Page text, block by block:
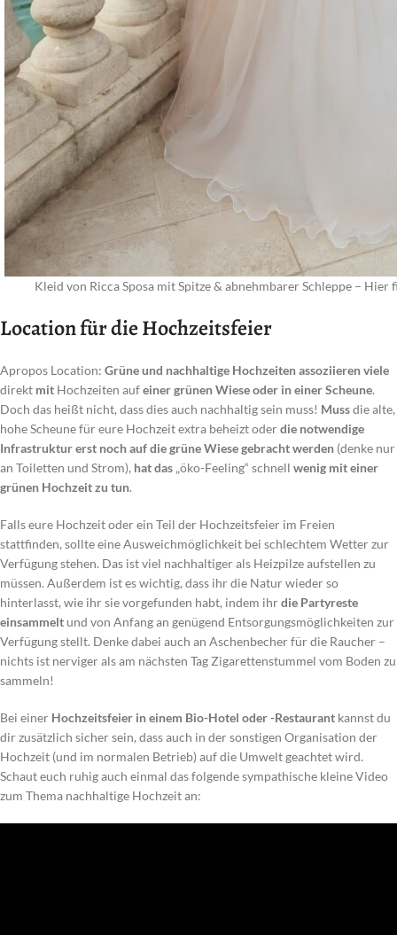
Kleid von Ricca Sposa mit Spitze & abnehmbarer Schleppe – Hier
Location für die Hochzeitsfeier
Apropos Location: Grüne und nachhaltige Hochzeiten assoziieren viele
direkt mit Hochzeiten aufeiner grünen Wiese oder in einer Scheune.
Doch das heißt nicht, dass dies auch nachhaltig sein muss! Mussdie alte,
hohe Scheune für eure Hochzeit extra beheizt oderdie notwendige
Infrastruktur erst noch auf die grüne Wiese gebracht werden (denke nur
an Toiletten und Strom), hat das „öko-Feeling“ schnell wenig mit einer
grünen Hochzeit zu tun.
Falls eure Hochzeit oder ein Teil der Hochzeitsfeier im Freien
stattfinden, sollte eine Ausweichmöglichkeit bei schlechtem Wetter zur
Verfügung stehen. Das ist viel nachhaltiger als Heizpilze aufstellen zu
müssen. Außerdem ist es wichtig, dass ihr die Natur wieder so
hinterlasst, wie ihr sie vorgefunden habt, indem ihrdie Partyreste
einsammelt und von Anfang an genügend Entsorgungsmöglichkeiten zur
Verfügung stellt. Denke dabei auch an Aschenbecher für die Raucher –
nichts ist nerviger als am nächsten Tag Zigarettenstummel vom Boden zu
sammeln!
Bei einer Hochzeitsfeier in einem Bio-Hotel oder -Restaurant kannst du
dir zusätzlich sicher sein, dass auch in der sonstigen Organisation der
Hochzeit (und im normalen Betrieb) auf die Umwelt geachtet wird.
Schaut euch ruhig auch einmal das folgende sympathische kleine Video
zum Thema nachhaltige Hochzeit an: